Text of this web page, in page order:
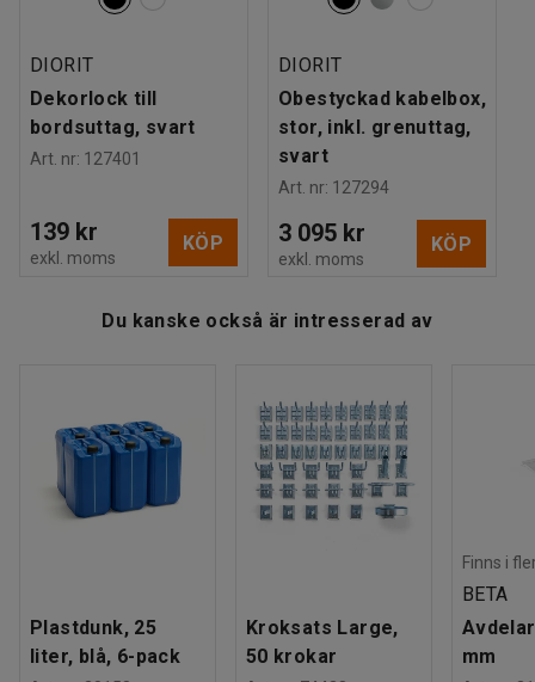
DIORIT
Dekorlock till
bordsuttag, svart
Art. nr: 127401
139 kr
exkl. moms
KÖP
DIORIT
Obestyckad kabelbox,
stor, inkl. grenuttag,
svart
Art. nr: 127294
3 095 kr
exkl. moms
KÖP
Du kanske också är intresserad av
Plastdunk, 25
liter, blå, 6-pack
Kroksats Large,
50 krokar
Finns i
BETA
mm